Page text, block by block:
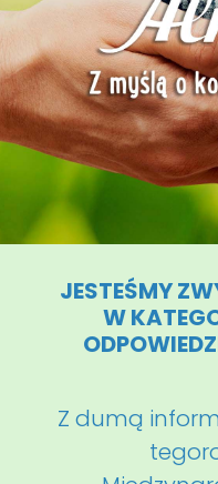
JESTEŚMY
W
Z dumą